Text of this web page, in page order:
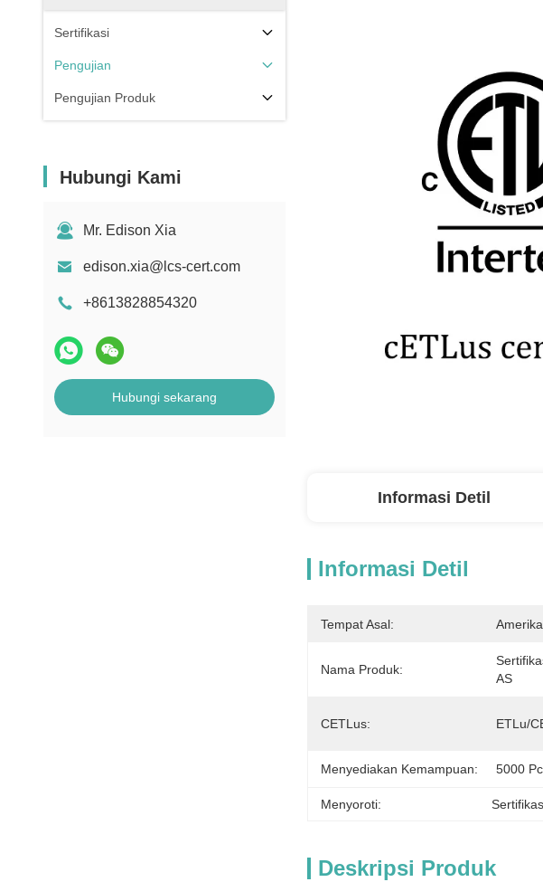
Sertifikasi
Pengujian
Pengujian Produk
Hubungi Kami
Mr. Edison Xia
edison.xia@lcs-cert.com
+8613828854320
Hubungi sekarang
Informasi Detil
Informasi Detil
Tempat Asal:
Nama Produk:
AS
CETLus: ETLu/
Menyediakan Kemampuan: 5000
Menyoroti:
Deskripsi Produk